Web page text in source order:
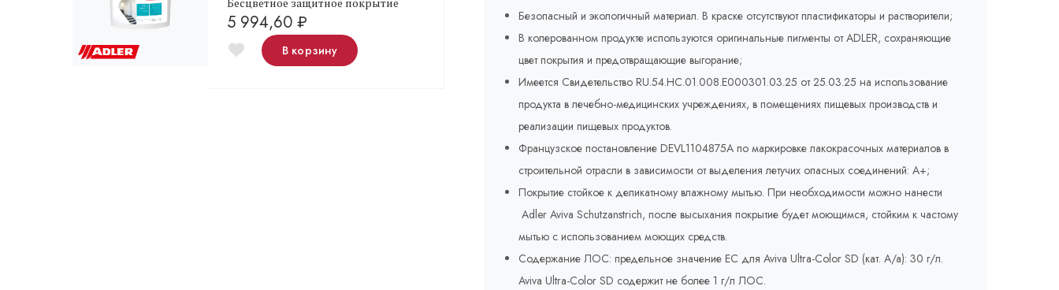
5 994,60 ₽
В корзину
Безопасный и экологичный материал. В краске отсутствуют пластификаторы и растворители;
В колерованном продукте используются оригинальные пигменты от ADLER, сохраняющие
цвет покрытия и предотвращающие выгорание;
Имеется Свидетельство RU.54.HC.01.008.E000301.03.25 от 25.03.25 на использование
продукта в лечебно-медицинских учреждениях, в помещениях пищевых производств и
реализации пищевых продуктов.
Французское постановление DEVL1104875A по маркировке лакокрасочных материалов в
строительной отрасли в зависимости от выделения летучих опасных соединений: A+;
Покрытие стойкое к деликатному влажному мытью. При необходимости можно нанести
Adler Aviva Schutzanstrich, после высыхания покрытие будет моющимся, стойким к частому
мытью с использованием моющих средств.
Содержание ЛОС: предельное значение ЕС для Aviva Ultra-Color SD (кат. A/a): 30 г/л.
Aviva Ultra-Color SD содержит не более 1 г/л ЛОС.